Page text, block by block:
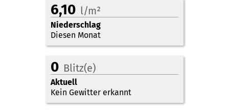
6,10 l/m²
Niederschlag
Diesen Monat
0 Blitz(e)
Aktuell
Kein Gewitter erkannt